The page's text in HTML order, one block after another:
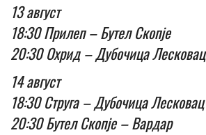
13 август
18:30 Прилеп – Бутел Скопје
20:30 Охрид – Дубочица Лесковац
14 август
18:30 Струга – Дубочица Лесковац
20:30 Бутел Скопје – Вардар